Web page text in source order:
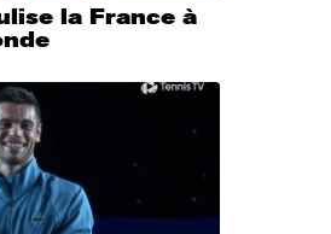
la France à